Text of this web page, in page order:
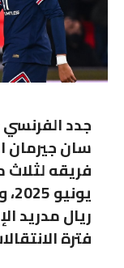
جدد
سان جيرمان
ريال مدريد
فترة